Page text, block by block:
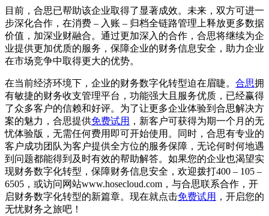
目前，合思已帮助该企业取得了显著成效。未来，双方可进一
步深化合作，在消费 – 入账 – 归档全链路管理上释放更多数据
价值，加深业财融合。通过更加深入的合作，合思将继续为企
业提供更加优质的服务，保障企业的财务信息安全，助力企业
在市场竞争中取得更大的优势。
在当前经济环境下，企业的财务数字化转型迫在眉睫。 合思拥
有敏捷的财务收支管理平台，功能强大且服务优质，已经赢得
了众多客户的信赖和好评。为了让更多企业体验到合思解决方
案的魅力，合思提供免费试用 ，新客户可获得为期一个月的无
忧体验版，无需任何费用即可开始使用。同时，合思有专业的
客户成功团队为客户提供全方位的服务保障，无论何时何地遇
到问题都能得到及时有效的帮助解答。如果您的企业也渴望实
现财务数字化转型，保障财务信息安全，欢迎拨打400 – 105 –
6505，或访问网站www.hosecloud.com，与合思联系合作，开
启财务数字化转型的新篇章。现在就点击免费试用 ，开启您的
无忧财务之旅吧！